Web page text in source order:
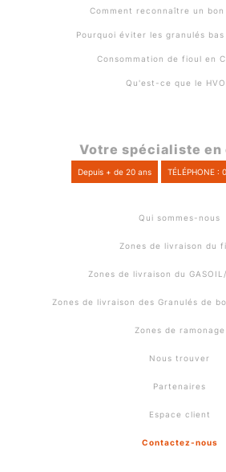
Comment reconnaître un bon
Pourquoi éviter les granulés bas
Consommation de fioul en
Qu'est-ce que le
Votre spécialiste en
Depuis + de 20 ans TÉLÉPHONE :
Qui sommes-nous
Zones de livraison du
Zones de livraison du GASOIL/
Zones de livraison des Granulés de
Zones de ramonage
Nous trouver
Partenaires
Espace client
Contactez-nous